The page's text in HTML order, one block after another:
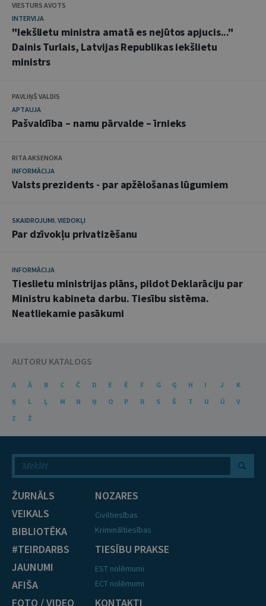
VIESTURS AVOTS
INTERVIJA
"Iekšlietu ministra amatā es nejūtos apjucis..."
Dainis Turlais, Latvijas Republikas iekšlietu
ministrs
PAVLIŅŠ VALDIS
APTAUJA
Pašvaldība – namu pārvalde – īrnieks
RITA AKSENOKA
INFORMĀCIJA
Valsts prezidents - par apžēlošanas lūgumiem
SKAIDROJUMI. VIEDOKĻI
Par dzīvokļu privatizēšanu
INFORMĀCIJA
Tieslietu ministrijas plāns, pildot Deklarāciju par
Ministru kabineta darbu. Tiesību sistēma.
Neatliekamie pasākumi
AUTORU KATALOGS
A Ā B C Č D E Ē F G Ģ H I J
K
Ķ
L Ļ M N Ņ O P R S Š T U Ū
V
Z
Ž
ŽURNĀLS
VEIKALS
BIBLIOTĒKA
#TEIRDARBS
JAUNUMI
AFIŠA
FOTO / VIDEO
NOZARES
Civiltiesības
Krimināltiesības
TIESĪBU PRAKSE
EST nolēmumi
ECT nolēmumi
KONTAKTI